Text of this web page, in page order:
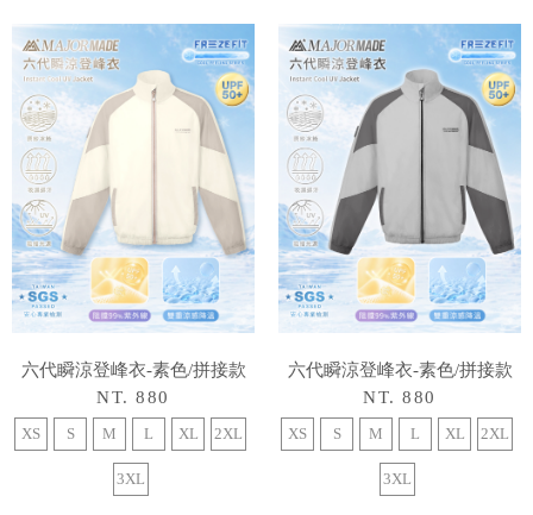
六代瞬涼登峰衣-素色/拼接款
NT. 880
XS S M L XL 2XL
3XL
六代瞬涼登峰衣-素色/拼接款
NT. 880
XS S M L XL 2XL
3XL